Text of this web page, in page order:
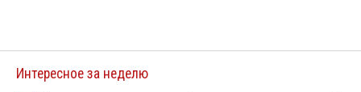
Интересное за неделю